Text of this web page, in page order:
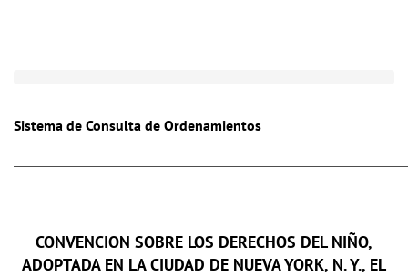
Sistema de Consulta de Ordenamientos
CONVENCION SOBRE LOS DERECHOS DEL NIÑO,
ADOPTADA EN LA CIUDAD DE NUEVA YORK, N. Y., EL